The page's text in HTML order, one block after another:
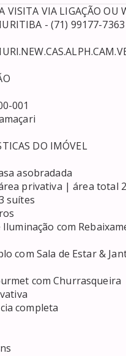
VISITA VIA LIGAÇÃO OU
- (71) 99177-7363
001
DO IMÓVEL
asobradada
privativa | área total
suítes
com
com Sala de Estar &
com Churrasqueira
completa